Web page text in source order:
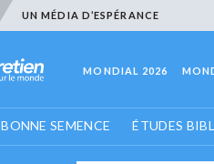
UN MÉDIA D’ESPÉRANCE
MONDIAL 2026
BONNE SEMENCE ÉTUDES